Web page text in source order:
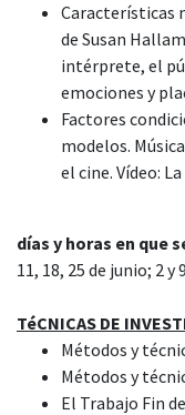
Características
de Susan
intérprete, el
emociones y
Factores
modelos.
el cine. Vídeo:
días y horas en que
11, 18, 25 de junio; 2 y
TéCNICAS DE
Métodos y
Métodos y
El Trabajo Fin